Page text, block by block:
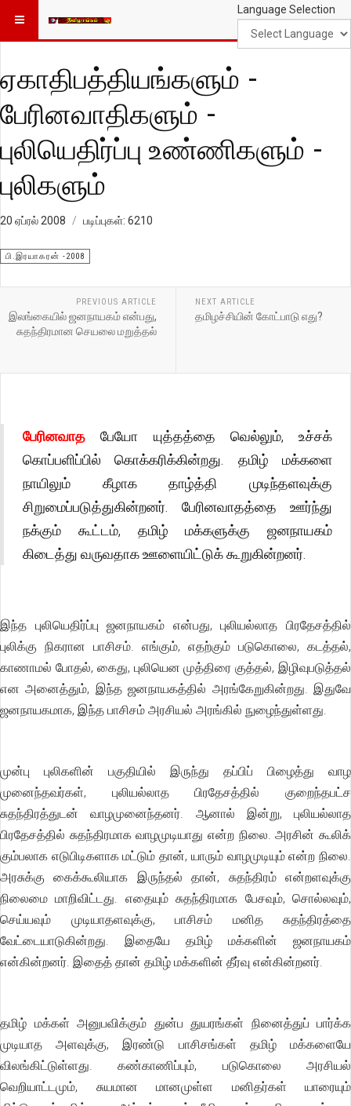
Language Selection
ஏகாதிபத்தியங்களும் -
பேரினவாதிகளும் -
புலியெதிர்ப்பு உண்ணிகளும் -
புலிகளும்
20 ஏப்ரல் 2008 படிப்புகள்: 6210
பி.இரயாகரன் -2008
PREVIOUS ARTICLE
இலங்கையில் ஜனநாயகம் என்பது,
சுதந்திரமான செயலை மறுத்தல்
NEXT ARTICLE
தமிழச்சியின் கோட்பாடு எது?
பேரினவாத பேயோ யுத்தத்தை வெல்லும், உச்சக்
கொப்பளிப்பில் கொக்கரிக்கின்றது. தமிழ் மக்களை
நாயிலும் கீழாக தாழ்த்தி முடிந்தளவுக்கு
சிறுமைப்படுத்துகின்றனர். பேரினவாதத்தை ஊர்ந்து
நக்கும் கூட்டம், தமிழ் மக்களுக்கு ஜனநாயகம்
கிடைத்து வருவதாக ஊளையிட்டுக் கூறுகின்றனர்.
இந்த புலியெதிர்ப்பு ஜனநாயகம் என்பது, புலியல்லாத பிரதேசத்தில்
புலிக்கு நிகரான பாசிசம். எங்கும், எதற்கும் படுகொலை, கடத்தல்,
காணாமல் போதல், கைது, புலியென முத்திரை குத்தல், இழிவுபடுத்தல்
என அனைத்தும், இந்த ஜனநாயகத்தில் அரங்கேறுகின்றது. இதுவே
ஜனநாயகமாக, இந்த பாசிசம் அரசியல் அரங்கில் நுழைந்துள்ளது.
முன்பு புலிகளின் பகுதியில் இருந்து தப்பிப் பிழைத்து வாழ
முனைந்தவர்கள், புலியல்லாத பிரதேசத்தில் குறைந்தபட்ச
சுதந்திரத்துடன் வாழமுனைந்தனர். ஆனால் இன்று, புலியல்லாத
பிரதேசத்தில் சுதந்திரமாக வாழமுடியாது என்ற நிலை. அரசின் கூலிக்
கும்பலாக எடுபிடிகளாக மட்டும் தான், யாரும் வாழமுடியும் என்ற நிலை.
அரசுக்கு கைக்கூலியாக இருந்தல் தான், சுதந்திரம் என்றளவுக்கு
நிலைமை மாறிவிட்டது. எதையும் சுதந்திரமாக பேசவும், சொல்லவும்,
செய்யவும் முடியாதளவுக்கு, பாசிசம் மனித சுதந்திரத்தை
வேட்டையாடுகின்றது. இதையே தமிழ் மக்களின் ஜனநாயகம்
என்கின்றனர். இதைத் தான் தமிழ் மக்களின் தீர்வு என்கின்றனர்.
தமிழ் மக்கள் அனுபவிக்கும் துன்ப துயரங்கள் நினைத்துப் பார்க்க
முடியாத அளவுக்கு, இரண்டு பாசிசங்கள் தமிழ் மக்களையே
விலங்கிட்டுள்ளது. கண்காணிப்பும், படுகொலை அரசியல்
வெறியாட்டமும், சுயமான மானமுள்ள மனிதர்கள் யாரையும்